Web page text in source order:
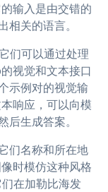
输入是由交错的
关的语言。
们可以通过处理
视觉和文本接口
示例对的视觉输
响应，可以向模
生成答案。
们名称和所在地
时模仿这种风格
在加勒比海发